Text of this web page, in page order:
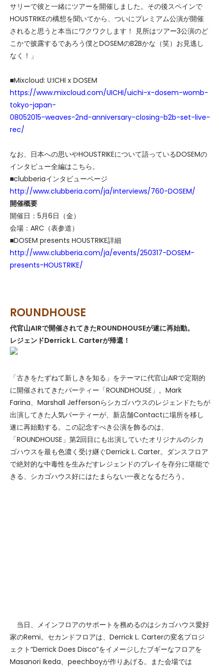
サリーで彼と一緒にツアーを開催しました。その後スペインで
HOUSTRIKEの構想を聞いてから、ついにプレミアム公演が開催
されると思うと本当にワクワクします！ 見所はツアー3公演のど
こかで披露するであろう僕とDOSEMのB2Bかな（笑）お見逃し
なく！」
■Mixcloud: U:ICHI x DOSEM
https://www.mixcloud.com/UICHI/uichi-x-dosem-womb-
tokyo-japan-
08052015-weaves-2nd-anniversary-closing-b2b-set-live-
rec/
なお、日本への思いやHOUSTRIKEについて語っているDOSEMの
インタビュー全編はこちら。
■clubberiaインタビューページ
http://www.clubberia.com/ja/interviews/760-DOSEM/
開催概要
開催日： 5月6日（金）
会場：ARC（表参道）
■DOSEM presents HOUSTRIKE詳細
http://www.clubberia.com/ja/events/250317-DOSEM-
presents-HOUSTRIKE/
ROUNDHOUSE
代官山AIRで開催されてきたROUNDHOUSEが遂に再始動。
レジェンドDerrick L. Carterが帰還！
「古きをたずねて新しきを知る」をテーマに代官山AIRで定期的
に開催されてきたパーティー「ROUNDHOUSE」。Mark
Farina、Marshall Jeffersonらシカゴハウスのレジェンドたちが
出演してきた人気パーティーが、新店舗Contactに場所を移し
遂に再始動する。この記念すべき公演を飾るのは、
「ROUNDHOUSE」第2回目にも出演していたオリジナルのシカ
ゴハウスを最も色濃く受け継ぐDerrick L. Carter。ダンスフロア
で絶対的な中毒性を生みだすレジェンドのプレイを存分に堪能で
きる、シカゴハウス好にはたまらない一夜となるだろう。
当日、メインフロアのサポートを務めるのはシカゴハウス愛好
家のRemi。セカンドフロアは、Derrick L. Carterの変名プロジ
ェクト“Derrick Does Disco”をイメージしたブギーなフロアを
Masanori Ikeda、peechboyが作りあげる。また会場では